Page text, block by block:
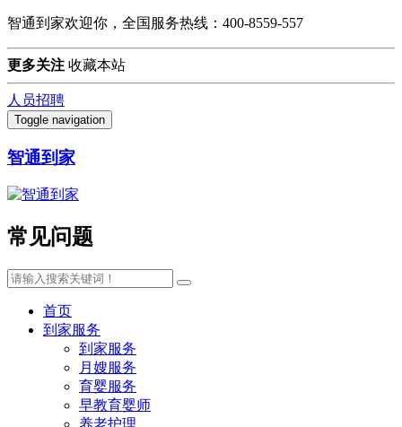
智通到家欢迎你，全国服务热线：400-8559-557
更多关注 收藏本站
人员招聘
Toggle navigation
智通到家
常见问题
首页
到家服务
到家服务
月嫂服务
育婴服务
早教育婴师